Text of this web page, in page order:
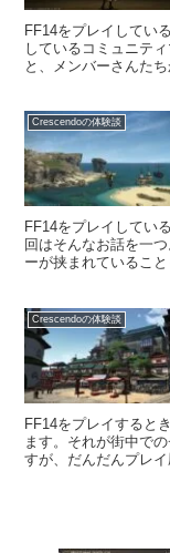
FF14をプレイしてい
しているコミュニテ
と、メンバーさんた
Crescendoの体験談
FF14をプレイしてい
回はそんなお話を一
ーが挟まれているこ
Crescendoの体験談
FF14をプレイすると
ます。それが街中で
すが、だんだんプレ